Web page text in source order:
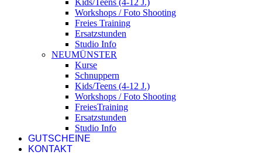
Kids/Teens (4-12 J.)
Workshops / Foto Shooting
Freies Training
Ersatzstunden
Studio Info
NEUMÜNSTER
Kurse
Schnuppern
Kids/Teens (4-12 J.)
Workshops / Foto Shooting
FreiesTraining
Ersatzstunden
Studio Info
GUTSCHEINE
KONTAKT